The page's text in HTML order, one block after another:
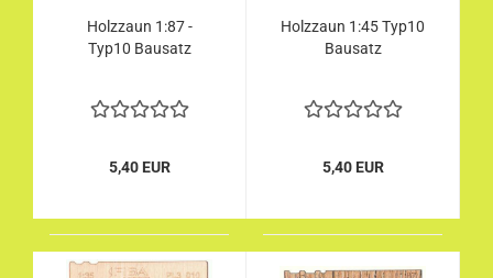
Holzzaun 1:87 -
Typ10 Bausatz
5,40 EUR
Holzzaun 1:45 Typ10
Bausatz
5,40 EUR